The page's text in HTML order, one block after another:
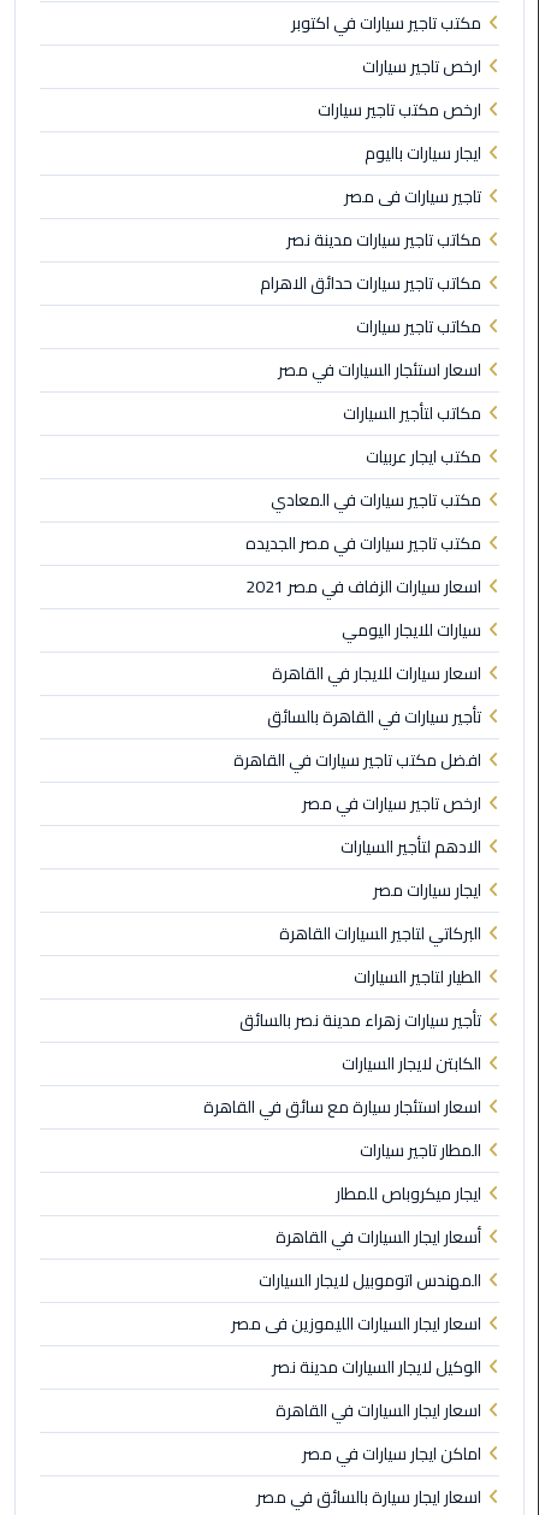
ليموزين
الشروق
ليموزين
مدينتي
ليموزين
الرحاب
ليموزين
التجمع
الخامس
ليموزين
القاهرة
الجديدة
ليموزين
المقطم
ليموزين
المعادي
ليموزين
العاشر
من
رمضان
ليموزين
الزمالك
ليموزين
المهندسين
ليموزين
مصر
الجديدة
ليموزين
مدينة
نصر
ليموزين
القاهرة
ليموزين
مصر
ليموزين
العجمي
مكتب تاجير سيارات في اكتوبر
ارخص تاجير سيارات
ارخص مكتب تاجير سيارات
ايجار سيارات باليوم
تاجير سيارات فى مصر
مكاتب تاجير سيارات مدينة نصر
مكاتب تاجير سيارات حدائق الاهرام
مكاتب تاجير سيارات
اسعار استئجار السيارات في مصر
مكاتب لتأجير السيارات
مكتب ايجار عربيات
مكتب تاجير سيارات في المعادي
مكتب تاجير سيارات في مصر الجديده
اسعار سيارات الزفاف في مصر 2021
سيارات للايجار اليومي
اسعار سيارات للايجار في القاهرة
تأجير سيارات في القاهرة بالسائق
افضل مكتب تاجير سيارات في القاهرة
ارخص تاجير سيارات في مصر
الادهم لتأجير السيارات
ايجار سيارات مصر
البركاتي لتاجير السيارات القاهرة
الطيار لتاجير السيارات
تأجير سيارات زهراء مدينة نصر بالسائق
الكابتن لايجار السيارات
اسعار استئجار سيارة مع سائق في القاهرة
المطار تاجير سيارات
ايجار ميكروباص للمطار
أسعار ايجار السيارات في القاهرة
المهندس اتوموبيل لايجار السيارات
اسعار ايجار السيارات الليموزين فى مصر
الوكيل لايجار السيارات مدينة نصر
اسعار ايجار السيارات في القاهرة
اماكن ايجار سيارات في مصر
اسعار ايجار سيارة بالسائق في مصر